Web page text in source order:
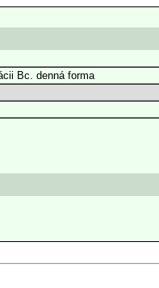
Bc. denná forma